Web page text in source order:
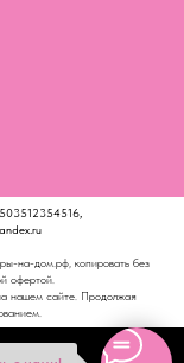
на-дом.рф, копировать без
офертой.
нашем сайте. Продолжая